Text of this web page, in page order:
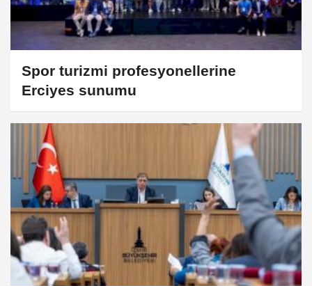
Spor turizmi profesyonellerine
Erciyes sunumu